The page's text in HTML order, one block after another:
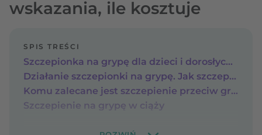
wskazania, ile kosztuje
SPIS TREŚCI
Szczepionka na grypę dla dzieci i dorosłych – profilaktyka infekcji wirusowych
Działanie szczepionki na grypę. Jak szczepienie chroni przed wirusem grypy?
Komu zalecane jest szczepienie przeciw grypie?
Szczepienie na grypę w ciąży